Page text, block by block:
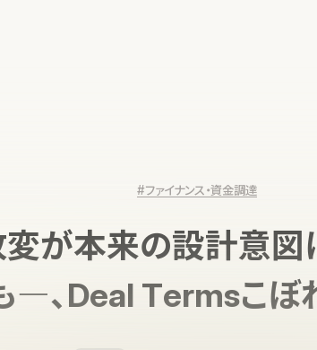
#ファイナンス・資金調達
が本来の設計意図
―、Deal Termsこぼ